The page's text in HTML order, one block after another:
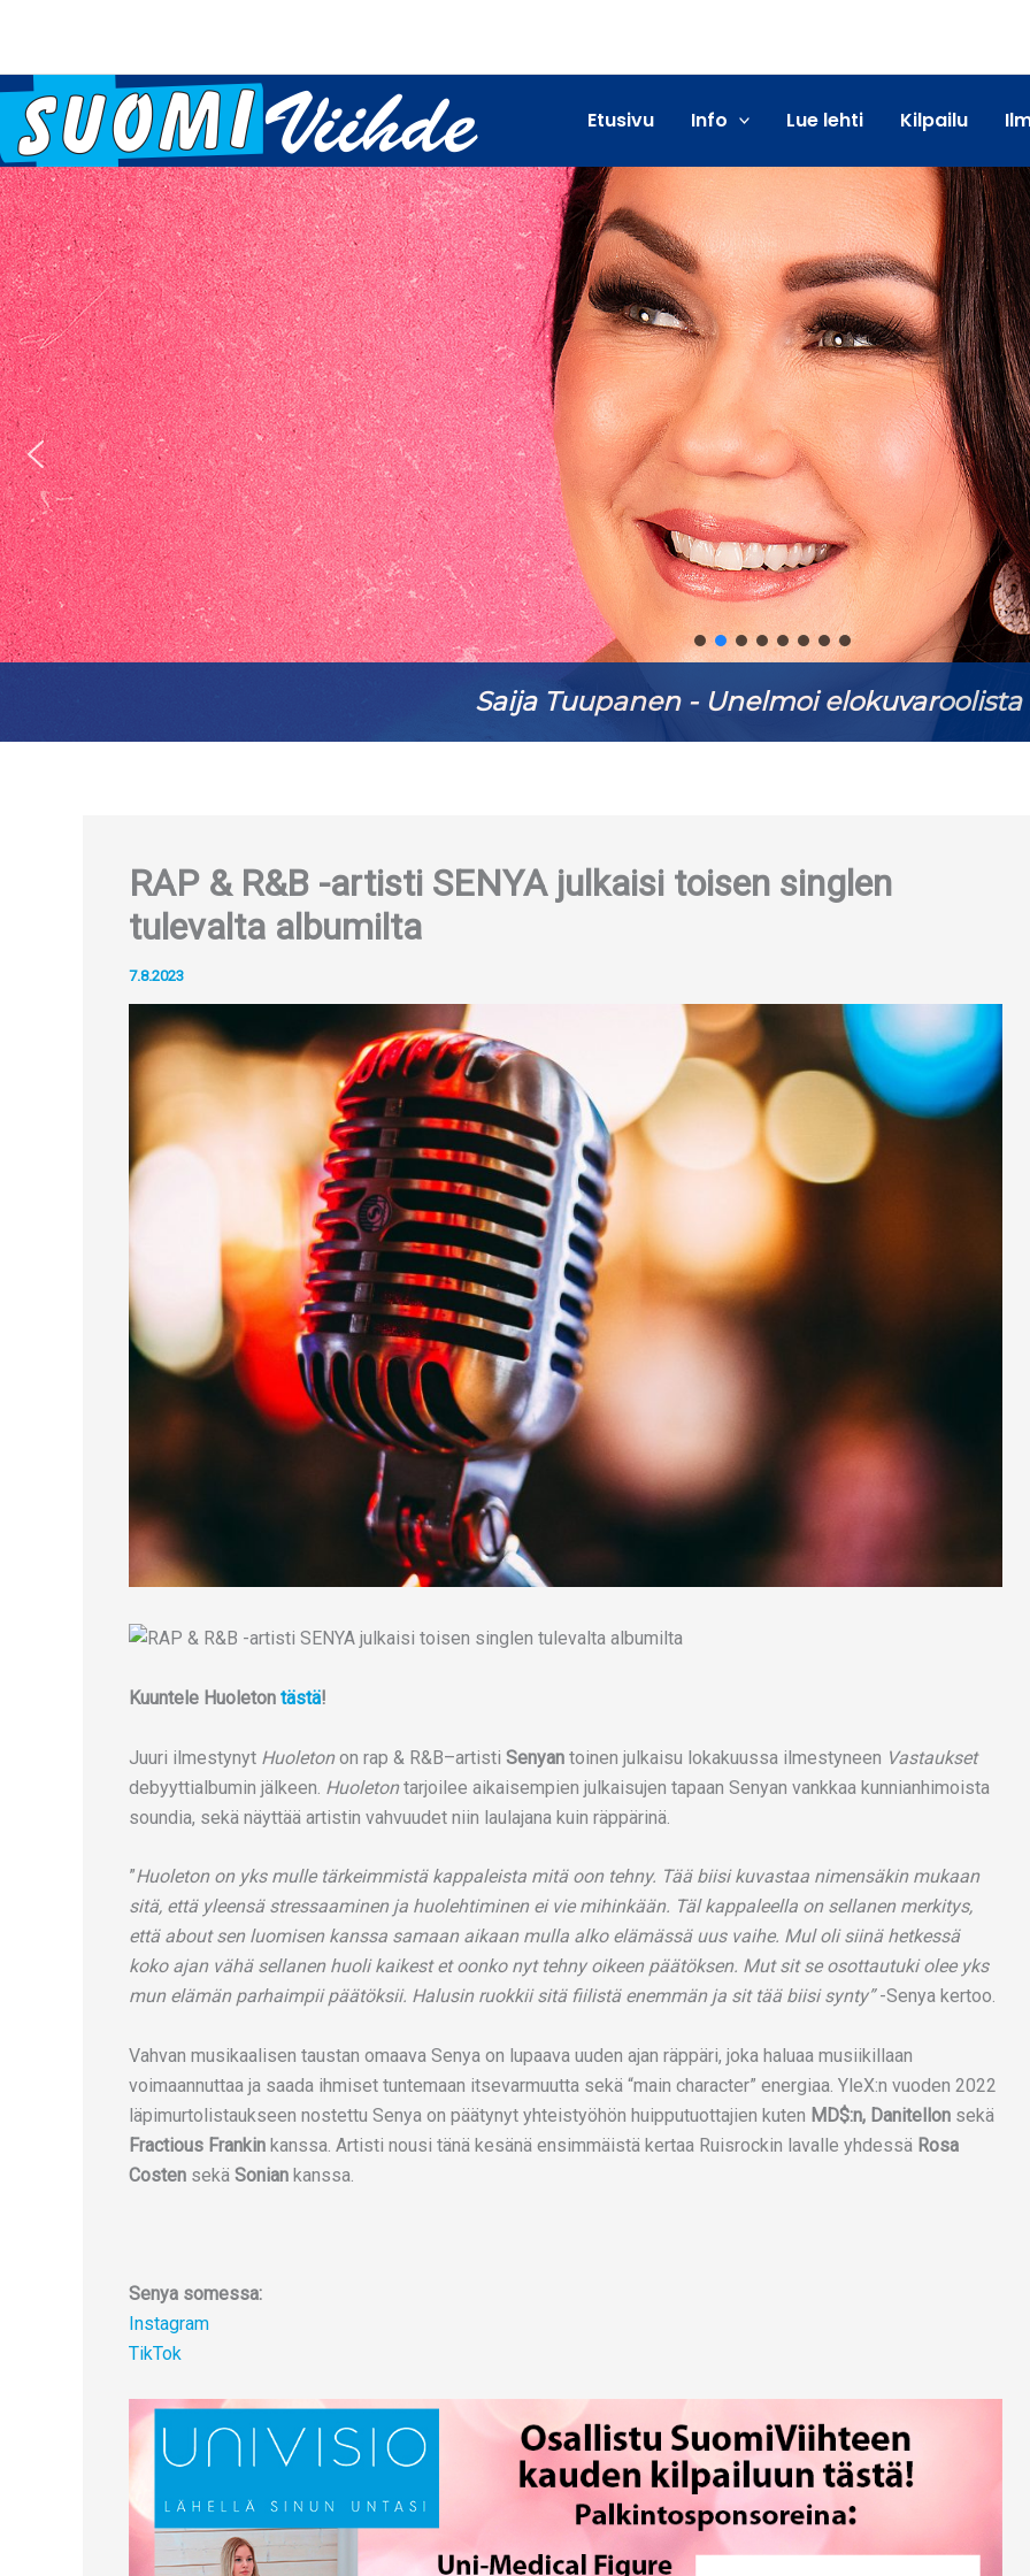
Etusivu Info Lue lehti Kilpailu
Saija Tuupanen - Unelmoi elokuvaroolista
RAP & R&B -artisti SENYA julkaisi toisen singlen
tulevalta albumilta
7.8.2023
Kuuntele Huoleton tästä!
Juuri ilmestynyt Huoletonon rap & R&B–artisti Senyan toinen julkaisu lokakuussa ilmestyneen Vastaukset
debyyttialbumin jälkeen. Huoletontarjoilee aikaisempien julkaisujen tapaan Senyan vankkaa kunnianhimoista
soundia, sekä näyttää artistin vahvuudet niin laulajana kuin räppärinä.
”Huoleton on yks mulle tärkeimmistä kappaleista mitä oon tehny. Tää biisi kuvastaa nimensäkin mukaan
sitä, että yleensä stressaaminen ja huolehtiminen ei vie mihinkään. Täl kappaleella on sellanen merkitys,
että about sen luomisen kanssa samaan aikaan mulla alko elämässä uus vaihe. Mul oli siinä hetkessä
koko ajan vähä sellanen huoli kaikest et oonko nyt tehny oikeen päätöksen. Mut sit se osottautuki olee yks
mun elämän parhaimpii päätöksii. Halusin ruokkii sitä fiilistä enemmän ja sit tää biisi synty”-Senya kertoo.
Vahvan musikaalisen taustan omaava Senya on lupaava uuden ajan räppäri, joka haluaa musiikillaan
voimaannuttaa ja saada ihmiset tuntemaan itsevarmuutta sekä “main character” energiaa. YleX:n vuoden 2022
läpimurtolistaukseen nostettu Senya on päätynyt yhteistyöhön huipputuottajien kuten MD$:n, Danitellon sekä
Fractious Frankin kanssa. Artisti nousi tänä kesänä ensimmäistä kertaa Ruisrockin lavalle yhdessä Rosa
Costen sekä Sonian kanssa.
Senya somessa:
Instagram
TikTok